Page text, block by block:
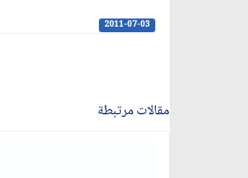
2011-07-03
مقالات مرتبطة